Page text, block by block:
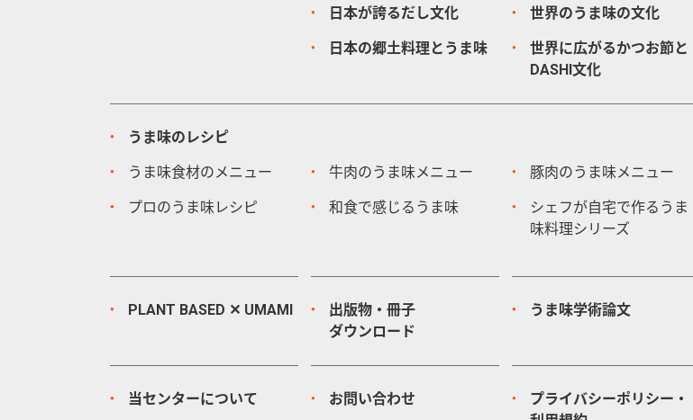
日本が誇るだし文化
日本の郷土料理とうま味
世界のうま味の文化
世界に広がるかつお節と
DASHI文化
うま味のレシピ
うま味食材のメニュー
プロのうま味レシピ
牛肉のうま味メニュー
和食で感じるうま味
豚肉のうま味メニュー
シェフが自宅で作るうま
味料理シリーズ
PLANT BASED ✕ UMAMI
出版物・冊子
ダウンロード
うま味学術論文
当センターについて お問い合わせ
プライバシーポリシー・